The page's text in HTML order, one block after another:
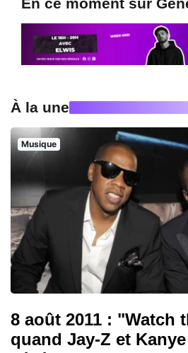
À la une
Musique
8 août 2011 : "Watch
quand Jay-Z et